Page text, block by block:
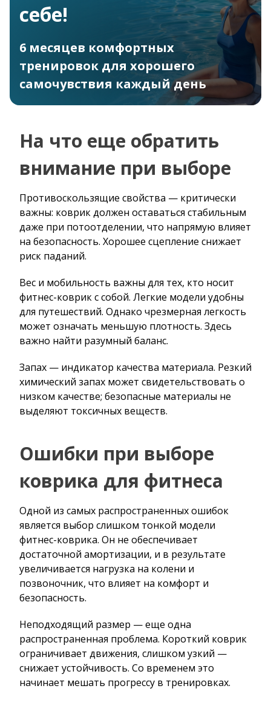
себе!
6 месяцев комфортных
тренировок для хорошего
самочувствия каждый день
На что еще обратить
внимание при выборе
Противоскользящие свойства — критически
важны: коврик должен оставаться стабильным
даже при потоотделении, что напрямую влияет
на безопасность. Хорошее сцепление снижает
риск паданий.
Вес и мобильность важны для тех, кто носит
фитнес-коврик с собой. Легкие модели удобны
для путешествий. Однако чрезмерная легкость
может означать меньшую плотность. Здесь
важно найти разумный баланс.
Запах — индикатор качества материала. Резкий
химический запах может свидетельствовать о
низком качестве; безопасные материалы не
выделяют токсичных веществ.
Ошибки при выборе
коврика для фитнеса
Одной из самых распространенных ошибок
является выбор слишком тонкой модели
фитнес-коврика. Он не обеспечивает
достаточной амортизации, и в результате
увеличивается нагрузка на колени и
позвоночник, что влияет на комфорт и
безопасность.
Неподходящий размер — еще одна
распространенная проблема. Короткий коврик
ограничивает движения, слишком узкий —
снижает устойчивость. Со временем это
начинает мешать прогрессу в тренировках.